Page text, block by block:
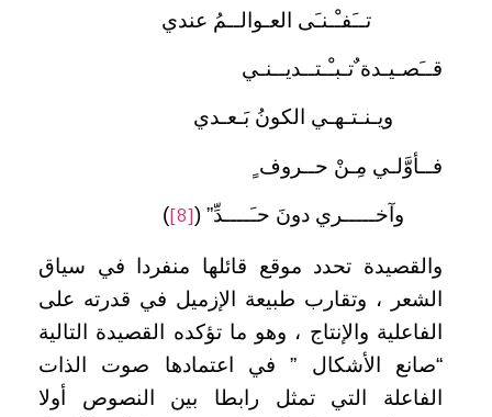
تــَفـْـنـَى العـوالــمُ عندي
قــَصـيـدة ٌتـبـْـتــديــنـي
ويـنـتـهـي الكونُ بَـعـدي
فــأوَّلـي مِـنْ حــروف ٍ
وآخـــــري دونَ حـَــــدِّ” ([8]
)
والقصيدة تحدد موقع قائلها منفردا في سياق
الشعر ، وتقارب طبيعة الإزميل في قدرته على
الفاعلية والإنتاج ، وهو ما تؤكده القصيدة التالية
“صانع الأشكال ” في اعتمادها صوت الذات
الفاعلة التي تمثل رابطا بين النصوص أولا